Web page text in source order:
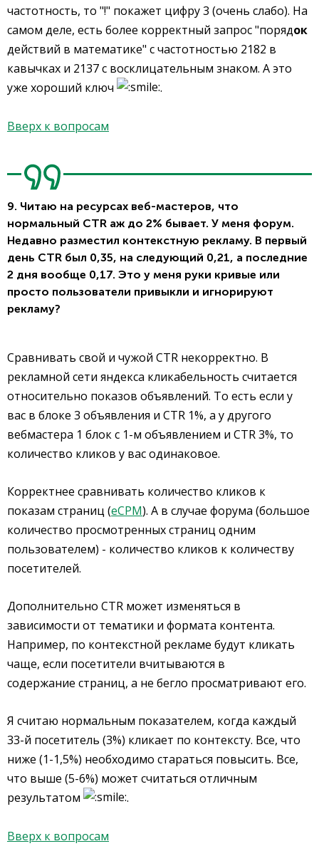
частотность, то "!" покажет цифру 3 (очень слабо). На
самом деле, есть более корректный запрос "порядок
действий в математике" с частотностью 2182 в
кавычках и 2137 с восклицательным знаком. А это
уже хороший ключ
.
Вверх к вопросам
9. Читаю на ресурсах веб-мастеров, что
нормальный CTR аж до 2% бывает. У меня форум.
Недавно разместил контекстную рекламу. В первый
день CTR был 0,35, на следующий 0,21, а последние
2 дня вообще 0,17. Это у меня руки кривые или
просто пользователи привыкли и игнорируют
рекламу?
Сравнивать свой и чужой CTR некорректно. В
рекламной сети яндекса кликабельность считается
относительно показов объявлений. То есть если у
вас в блоке 3 объявления и CTR 1%, а у другого
вебмастера 1 блок с 1-м объявлением и CTR 3%, то
количество кликов у вас одинаковое.
Корректнее сравнивать количество кликов к
показам страниц (eCPM). А в случае форума (большое
количество просмотренных страниц одним
пользователем) - количество кликов к количеству
посетителей.
Дополнительно CTR может изменяться в
зависимости от тематики и формата контента.
Например, по контекстной рекламе будут кликать
чаще, если посетители вчитываются в
содержание страниц, а не бегло просматривают его.
Я считаю нормальным показателем, когда каждый
33-й посетитель (3%) кликает по контексту. Все, что
ниже (1-1,5%) необходимо стараться повысить. Все,
что выше (5-6%) может считаться отличным
результатом
.
Вверх к вопросам